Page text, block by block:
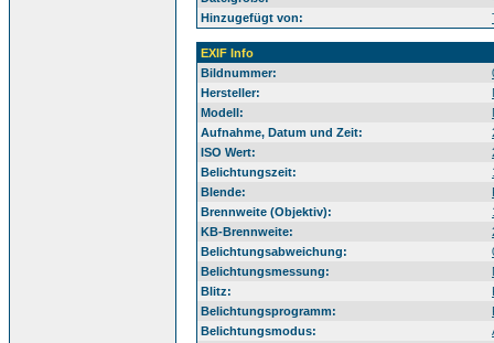
Hinzugefügt von:
EXIF Info
Bildnummer:
Hersteller:
Modell:
Aufnahme, Datum und Zeit:
ISO Wert:
Belichtungszeit:
Blende:
Brennweite (Objektiv):
KB-Brennweite:
Belichtungsabweichung:
Belichtungsmessung:
Blitz:
Belichtungsprogramm:
Belichtungsmodus: